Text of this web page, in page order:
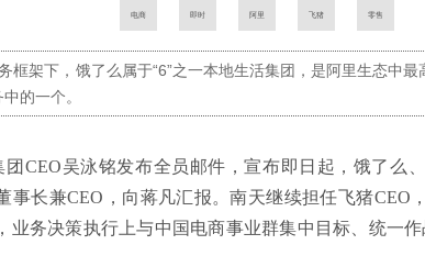
电商 即时 阿里 飞猪 零售
框架下，饿了么属于“6”之一本地生活集团，是阿里生态中
的一个。
CEO吴泳铭发布全员邮件，宣布即日起，饿了么
事长兼CEO，向蒋凡汇报。南天继续担任飞猪CEO
业务决策执行上与中国电商事业群集中目标、统一作